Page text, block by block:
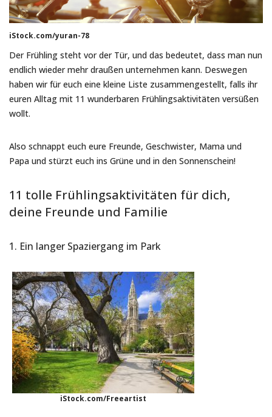
iStock.com/yuran-78
Der Frühling steht vor der Tür, und das bedeutet, dass man nun
endlich wieder mehr draußen unternehmen kann. Deswegen
haben wir für euch eine kleine Liste zusammengestellt, falls ihr
euren Alltag mit 11 wunderbaren Frühlingsaktivitäten versüßen
wollt.
Also schnappt euch eure Freunde, Geschwister, Mama und
Papa und stürzt euch ins Grüne und in den Sonnenschein!
11 tolle Frühlingsaktivitäten für dich,
deine Freunde und Familie
1. Ein langer Spaziergang im Park
iStock.com/Freeartist